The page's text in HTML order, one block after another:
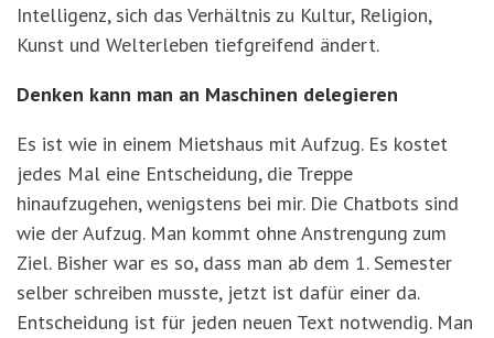
Intelligenz, sich das Verhältnis zu Kultur, Religion,
Kunst und Welterleben tiefgreifend ändert.
Denken kann man an Maschinen delegieren
Es ist wie in einem Mietshaus mit Aufzug. Es kostet
jedes Mal eine Entscheidung, die Treppe
hinaufzugehen, wenigstens bei mir. Die Chatbots sind
wie der Aufzug. Man kommt ohne Anstrengung zum
Ziel. Bisher war es so, dass man ab dem 1. Semester
selber schreiben musste, jetzt ist dafür einer da.
Entscheidung ist für jeden neuen Text notwendig. Man